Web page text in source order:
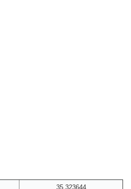
35.323644